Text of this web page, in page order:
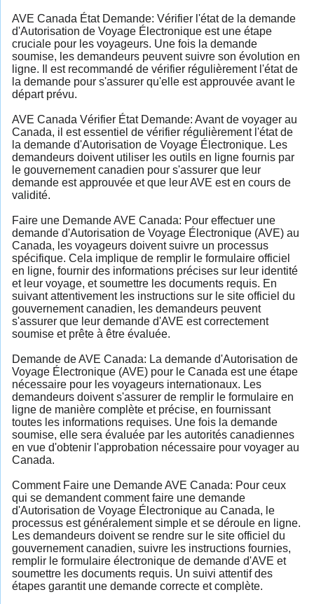
AVE Canada État Demande: Vérifier l'état de la demande
d'Autorisation de Voyage Électronique est une étape
cruciale pour les voyageurs. Une fois la demande
soumise, les demandeurs peuvent suivre son évolution en
ligne. Il est recommandé de vérifier régulièrement l'état de
la demande pour s'assurer qu'elle est approuvée avant le
départ prévu.
AVE Canada Vérifier État Demande: Avant de voyager au
Canada, il est essentiel de vérifier régulièrement l'état de
la demande d'Autorisation de Voyage Électronique. Les
demandeurs doivent utiliser les outils en ligne fournis par
le gouvernement canadien pour s'assurer que leur
demande est approuvée et que leur AVE est en cours de
validité.
Faire une Demande AVE Canada: Pour effectuer une
demande d'Autorisation de Voyage Électronique (AVE) au
Canada, les voyageurs doivent suivre un processus
spécifique. Cela implique de remplir le formulaire officiel
en ligne, fournir des informations précises sur leur identité
et leur voyage, et soumettre les documents requis. En
suivant attentivement les instructions sur le site officiel du
gouvernement canadien, les demandeurs peuvent
s'assurer que leur demande d'AVE est correctement
soumise et prête à être évaluée.
Demande de AVE Canada: La demande d'Autorisation de
Voyage Électronique (AVE) pour le Canada est une étape
nécessaire pour les voyageurs internationaux. Les
demandeurs doivent s'assurer de remplir le formulaire en
ligne de manière complète et précise, en fournissant
toutes les informations requises. Une fois la demande
soumise, elle sera évaluée par les autorités canadiennes
en vue d'obtenir l'approbation nécessaire pour voyager au
Canada.
Comment Faire une Demande AVE Canada: Pour ceux
qui se demandent comment faire une demande
d'Autorisation de Voyage Électronique au Canada, le
processus est généralement simple et se déroule en ligne.
Les demandeurs doivent se rendre sur le site officiel du
gouvernement canadien, suivre les instructions fournies,
remplir le formulaire électronique de demande d'AVE et
soumettre les documents requis. Un suivi attentif des
étapes garantit une demande correcte et complète.